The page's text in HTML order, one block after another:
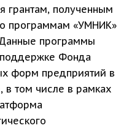
грантам, полученным
программам «УМНИК»
Данные программы
Фонда
форм предприятий в
в том числе в рамках